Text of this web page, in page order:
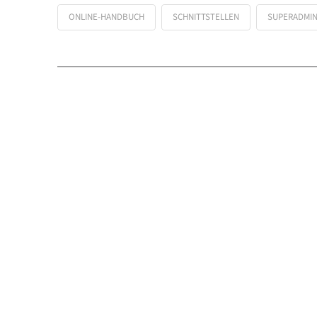
ONLINE-HANDBUCH SCHNITTSTELLEN SUPERADMIN